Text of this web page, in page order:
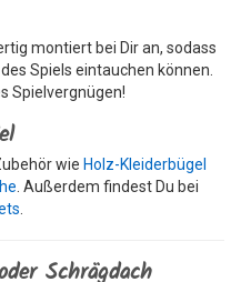
montiert bei Dir an, sodass
Spiels eintauchen können.
Spielvergnügen!
wie Holz-Kleiderbügel
. Außerdem findest Du bei
Schrägdach